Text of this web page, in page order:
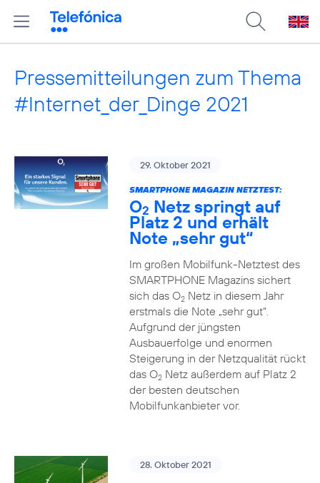
Pressemitteilungen zum Thema
#Internet_der_Dinge 2021
29. Oktober 2021
SMARTPHONE MAGAZIN NETZTEST:
O2 Netz springt auf
Platz 2 und erhält
Note „sehr gut“
Im großen Mobilfunk-Netztest des
SMARTPHONE Magazins sichert
sich das O2Netz in diesem Jahr
erstmals die Note „sehr gut“.
Aufgrund der jüngsten
Ausbauerfolge und enormen
Steigerung in der Netzqualität rückt
das O2Netz außerdem auf Platz 2
der besten deutschen
Mobilfunkanbieter vor.
28. Oktober 2021